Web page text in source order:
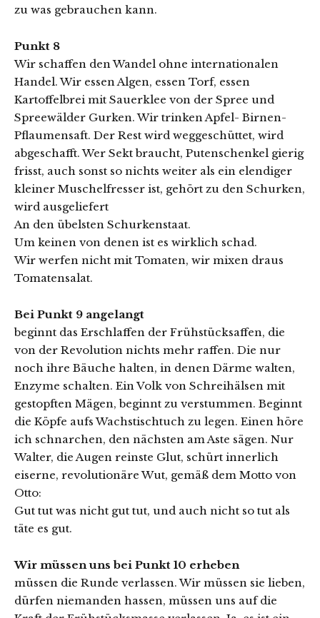
zu was gebrauchen kann.
Punkt 8
Wir schaffen den Wandel ohne internationalen
Handel. Wir essen Algen, essen Torf, essen
Kartoffelbrei mit Sauerklee von der Spree und
Spreewälder Gurken. Wir trinken Apfel- Birnen-
Pflaumensaft. Der Rest wird weggeschüttet, wird
abgeschafft. Wer Sekt braucht, Putenschenkel gierig
frisst, auch sonst so nichts weiter als ein elendiger
kleiner Muschelfresser ist, gehört zu den Schurken,
wird ausgeliefert
An den übelsten Schurkenstaat.
Um keinen von denen ist es wirklich schad.
Wir werfen nicht mit Tomaten, wir mixen draus
Tomatensalat.
Bei Punkt 9 angelangt
beginnt das Erschlaffen der Frühstücksaffen, die
von der Revolution nichts mehr raffen. Die nur
noch ihre Bäuche halten, in denen Därme walten,
Enzyme schalten. Ein Volk von Schreihälsen mit
gestopften Mägen, beginnt zu verstummen. Beginnt
die Köpfe aufs Wachstischtuch zu legen. Einen höre
ich schnarchen, den nächsten am Aste sägen. Nur
Walter, die Augen reinste Glut, schürt innerlich
eiserne, revolutionäre Wut, gemäß dem Motto von
Otto:
Gut tut was nicht gut tut, und auch nicht so tut als
täte es gut.
Wir müssen uns bei Punkt 10 erheben
müssen die Runde verlassen. Wir müssen sie lieben,
dürfen niemanden hassen, müssen uns auf die